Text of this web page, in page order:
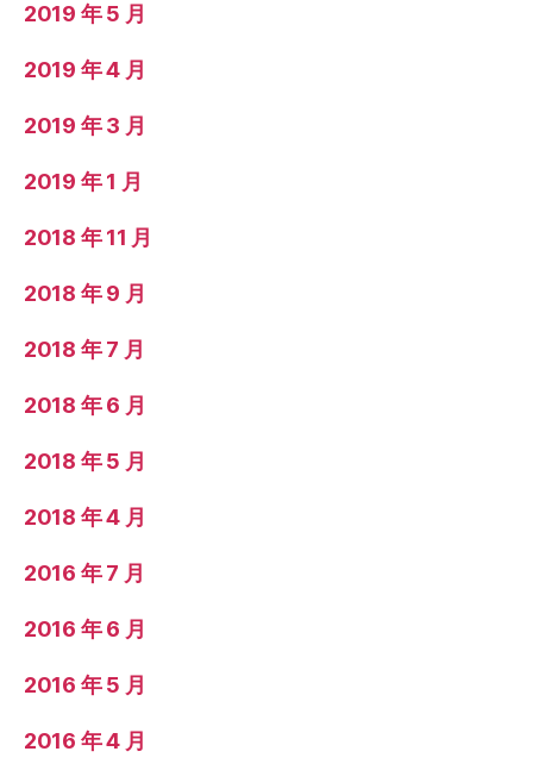
2019 年 5 月
2019 年 4 月
2019 年 3 月
2019 年 1 月
2018 年 11 月
2018 年 9 月
2018 年 7 月
2018 年 6 月
2018 年 5 月
2018 年 4 月
2016 年 7 月
2016 年 6 月
2016 年 5 月
2016 年 4 月